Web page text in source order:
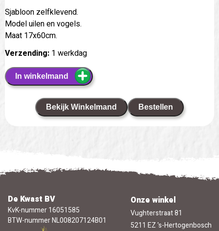
Sjabloon zelfklevend.
Model uilen en vogels.
Maat 17x60cm.
Verzending: 1 werkdag
In winkelmand
Bekijk Winkelmand Bestellen
De Kwast BV
KvK-nummer 16051585
BTW-nummer NL008207124B01
Onze winkel
Vughterstraat 81
5211 EZ 's-Hertogenbosch